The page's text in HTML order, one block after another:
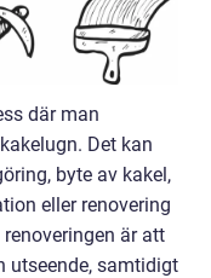
där man
Det kan
byte av kakel,
eller renovering
är att
utseende, samtidigt